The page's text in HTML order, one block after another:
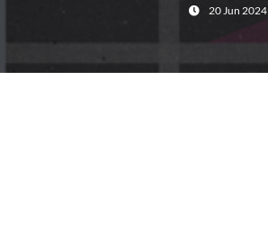
Fecha:
20 Jun 2024